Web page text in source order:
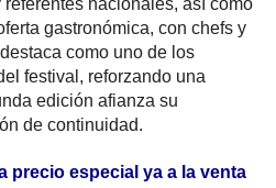
nacionales, así como
gastronómica, con chefs y
como uno de los
festival, reforzando una
edición afianza su
de continuidad.
precio especial ya a la venta